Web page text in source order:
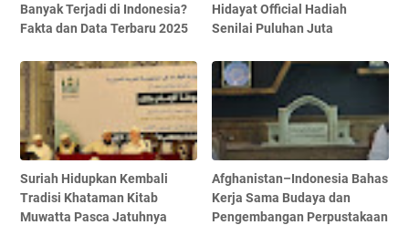
Banyak Terjadi di Indonesia?
Fakta dan Data Terbaru 2025
Hidayat Official Hadiah
Senilai Puluhan Juta
Suriah Hidupkan Kembali
Tradisi Khataman Kitab
Muwatta Pasca Jatuhnya
Afghanistan–Indonesia Bahas
Kerja Sama Budaya dan
Pengembangan Perpustakaan